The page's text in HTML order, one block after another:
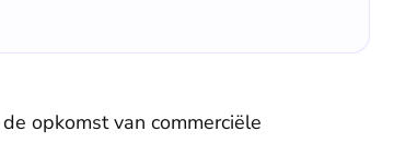
opkomst van commerciële